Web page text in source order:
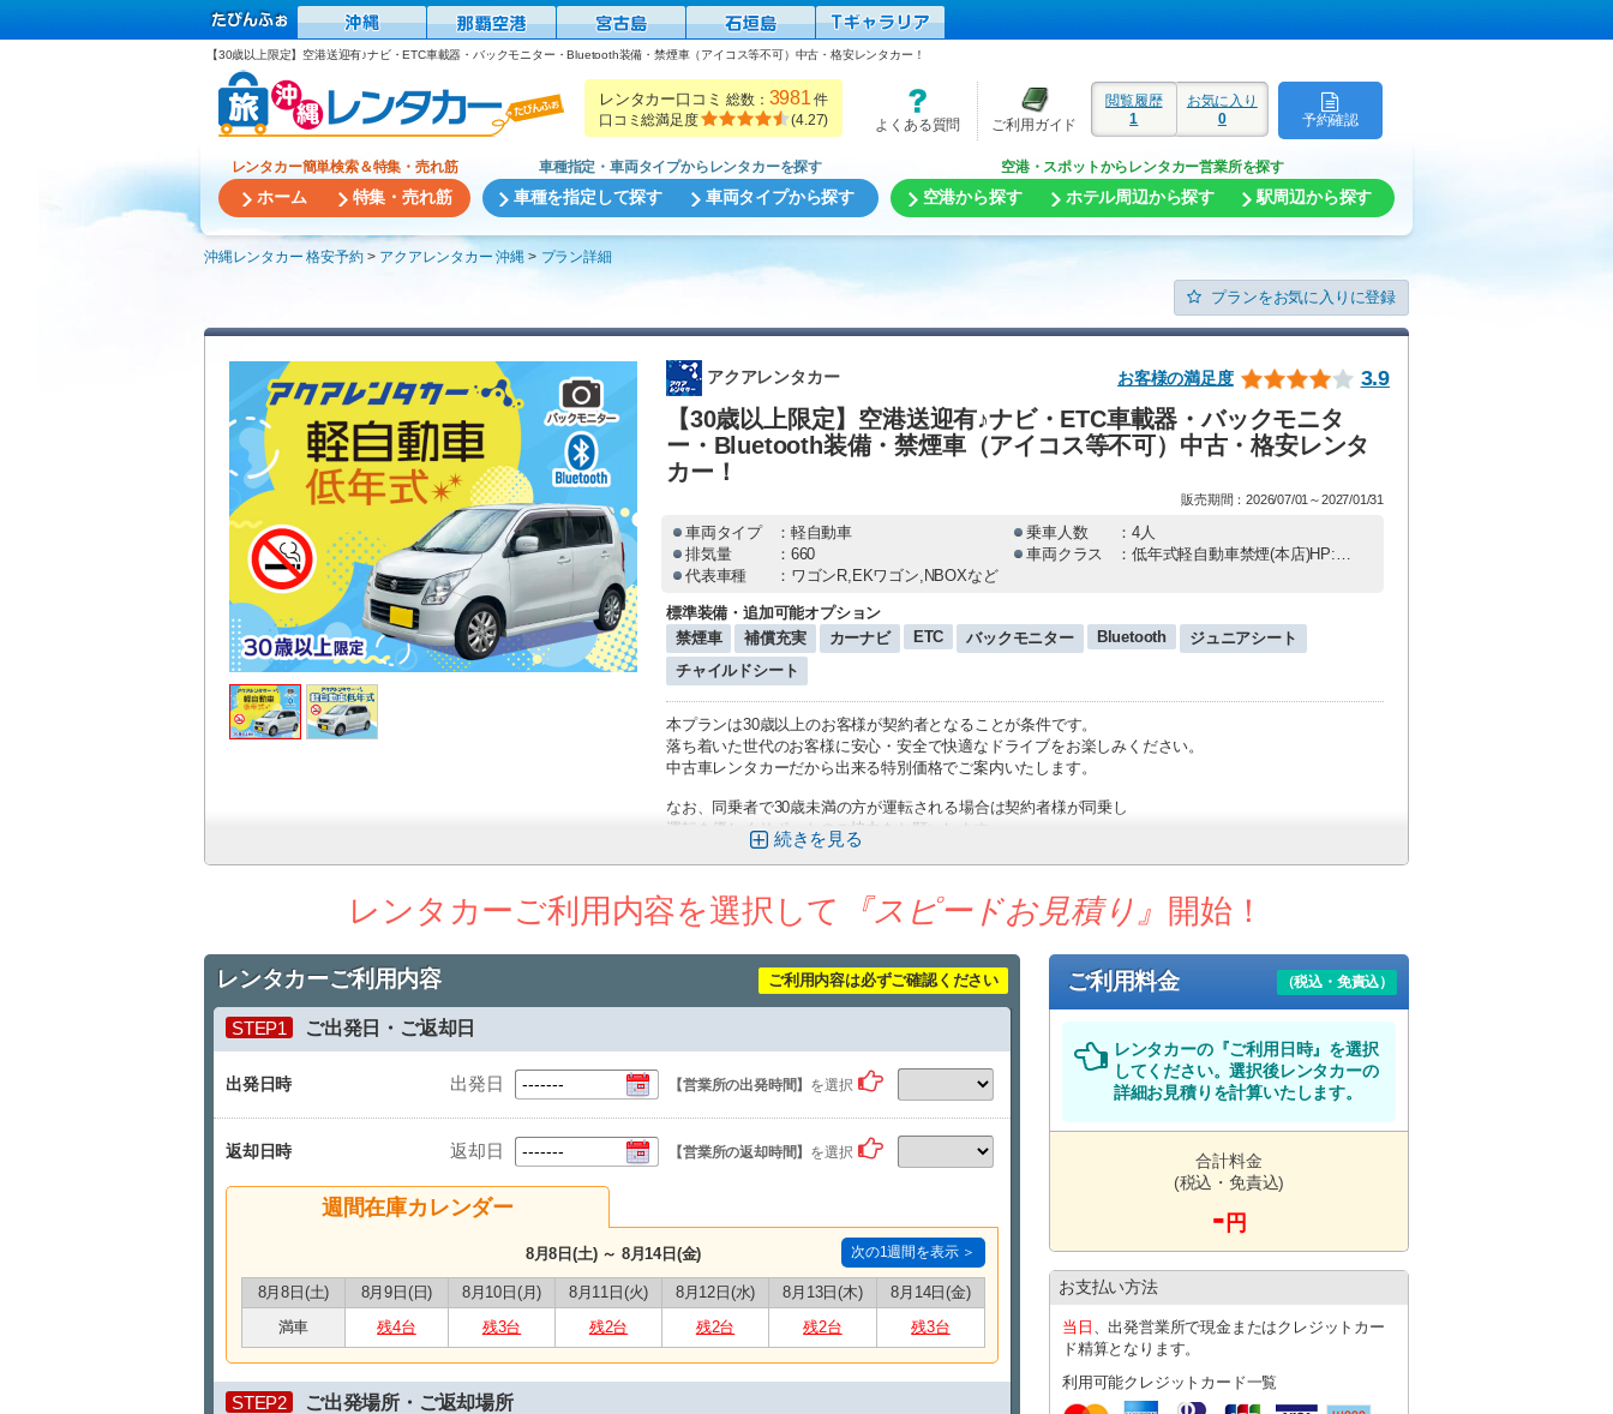
【30歳以上限定】空港送迎有♪ナビ・ETC車載器・バックモニター・Bluetooth装備・禁煙車（アイコス等不可）中古・格安レンタカー！
レンタカー口コミ 総数： 3981 件
口コミ総満足度
(4.27) 予約確認
閲覧履歴
1
お気に入り
0
よくある質問 ご利用ガイド
レンタカー簡単検索＆特集・売れ筋
ホーム 特集・売れ筋
車種指定・車両タイプからレンタカーを探す
車種を指定して探す 車両タイプから探す
空港・スポットからレンタカー営業所を探す
空港から探す ホテル周辺から探す 駅周辺から探す
沖縄レンタカー 格安予約 アクアレンタカー 沖縄 プラン詳細
プランをお気に入りに登録
お客様の満足度 3.9
アクアレンタカー
【30歳以上限定】空港送迎有♪ナビ・ETC車載器・バックモニタ
ー・Bluetooth装備・禁煙車（アイコス等不可）中古・格安レンタ
カー！
販売期間：2026/07/01～2027/01/31
車両タイプ ：軽自動車 乗車人数
：4人
排気量
：660 車両クラス
：低年式軽自動車禁煙(本店)HP:NKN
代表車種
：ワゴンR,EKワゴン,NBOXなど
標準装備・追加可能オプション
禁煙車
補償充実 カーナビ ETC バックモニター Bluetooth
ジュニアシート
チャイルドシート
本プランは30歳以上のお客様が契約者となることが条件です。
落ち着いた世代のお客様に安心・安全で快適なドライブをお楽しみください。
中古車レンタカーだから出来る特別価格でご案内いたします。
なお、同乗者で30歳未満の方が運転される場合は契約者様が同乗し
運転を優しくサポートのご協力をお願いします
※若年層の安心・安全な運転の為、契約者様には以下の安全管理をお願いします。
2、駐車時の誘導や法令遵守等の注意喚起
3、運転マナー・スピードのチェック
◎那覇空港・赤嶺駅無料送迎あり（送迎時間9：00～19：00）
・那覇空港から車で約10分、赤嶺駅から車で約7分
（シーズンや交通状況の影響で予定より遅れる場合がございます）
◎チャイルドシート・ジュニアシート貸出有（有料）
◎安心の免責補償込み！
【その他注意事項】
・契約者が30歳以上の方であれば30歳未満の方も運転可。
ただし事故が発生した際には契約者様にも責任をお願いする場合があります。
※フェリーによる離島への車両持ち出しはお断りしております。
※日本語でのコミュニケーションをできる方が予約されること
（国際免許の場合は日本語が理解できる方、又は日本人の同乗が必要です）
*Reservations must be made by people who can communicate in Japanese.
(If you have an international driver's license, you will need someone
who can understand Japanese or a Japanese person to ride with you)
続きを
レンタカーご利用内容を選択して 『スピードお見積り』 開始！
レンタカーご利用内容 ご利用内容は必ずご確認ください
STEP1 ご出発日・ご返却日
出発日時 出発日 【営業所の出発時間】 を選択
返却日時 返却日 【営業所の返却時間】 を選択
週間在庫カレンダー
次の1週間を表示 ＞
8月8日(土) ～ 8月14日(金)
8月8日(土) 8月9日(日) 8月10日(月) 8月11日(火) 8月12日(水) 8月13日(木)
8月14日(金)
満車
残4台 残3台 残2台 残2台 残2台 残3台
STEP2 ご出発場所・ご返却場所
ご利用料金 （税込・免責込）
レンタカーの『ご利用日時』を選択
してください。選択後レンタカーの
詳細お見積りを計算いたします。
合計料金
(税込・免責込)
- 円
お支払い方法
当日 、出発営業所で現金またはクレジットカー
ド精算となります。
利用可能クレジットカード一覧